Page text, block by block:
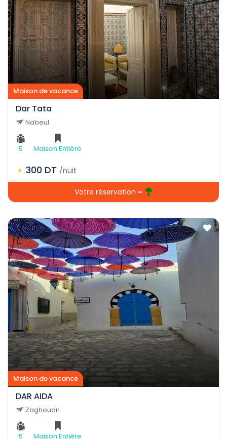
Maison de vacance
Dar Tata
Nabeul
5 Maison Entière
300 DT /nuit
Votre réservation =
Maison de vacance
DAR AIDA
Zaghouan
5 Maison Entière